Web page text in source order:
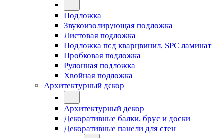
Подложка
Звукоизолирующая подложка
Листовая подложка
Подложка под кварцвинил, SPC ламинат
Пробковая подложка
Рулонная подложка
Хвойная подложка
Архитектурный декор
Архитектурный декор
Декоративные балки, брус и доски
Декоративные панели для стен